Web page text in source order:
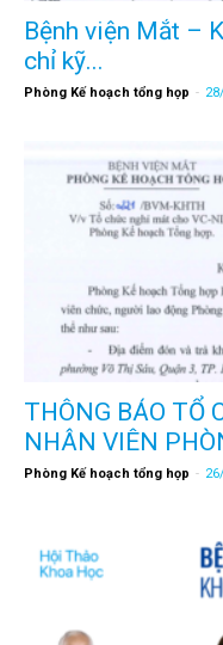
Bệnh viện Mắt –
chỉ kỹ...
Phòng Kế hoạch tổng họp -
THÔNG BÁO TỔ
NHÂN VIÊN
Phòng Kế hoạch tổng họp -